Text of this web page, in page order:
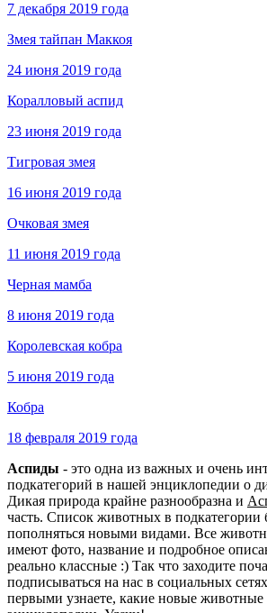
7 декабря 2019 года
Змея тайпан Маккоя
24 июня 2019 года
Коралловый аспид
23 июня 2019 года
Тигровая змея
16 июня 2019 года
Очковая змея
11 июня 2019 года
Черная мамба
8 июня 2019 года
Королевская кобра
5 июня 2019 года
Кобра
18 февраля 2019 года
Аспиды - это одна из важных и очень
подкатегорий в нашей энциклопедии о
Дикая природа крайне разнообразна и
часть. Список животных в подкатегории
пополняться новыми видами. Все
имеют фото, название и подробное
реально классные :) Так что заходите
подписываться на нас в социальных
первыми узнаете, какие новые животные